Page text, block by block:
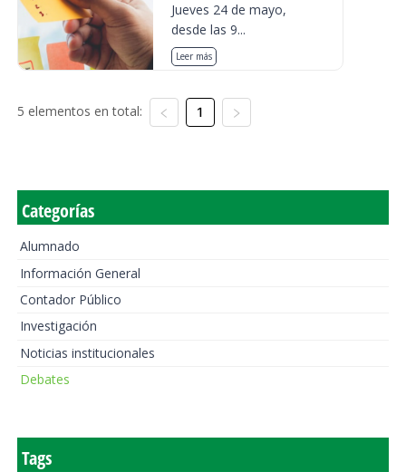
Jueves 24 de mayo,
desde las 9...
Leer más
5 elementos en total: 1
Categorías
Alumnado
Información General
Contador Público
Investigación
Noticias institucionales
Debates
Tags